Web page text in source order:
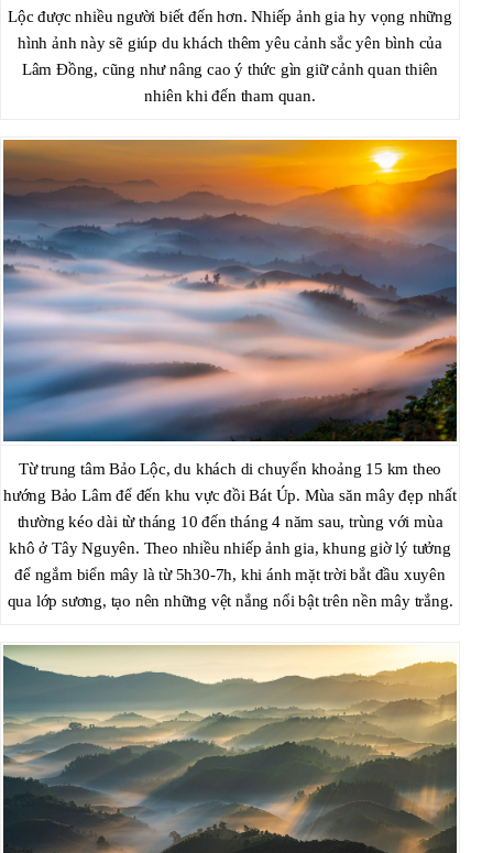
Lộc được nhiều người biết đến hơn. Nhiếp ảnh gia hy vọng những
hình ảnh này sẽ giúp du khách thêm yêu cảnh sắc yên bình của
Lâm Đồng, cũng như nâng cao ý thức gìn giữ cảnh quan thiên
nhiên khi đến tham quan.
Từ trung tâm Bảo Lộc, du khách di chuyển khoảng 15 km theo
hướng Bảo Lâm để đến khu vực đồi Bát Úp. Mùa săn mây đẹp nhất
thường kéo dài từ tháng 10 đến tháng 4 năm sau, trùng với mùa
khô ở Tây Nguyên. Theo nhiều nhiếp ảnh gia, khung giờ lý tưởng
để ngắm biển mây là từ 5h30-7h, khi ánh mặt trời bắt đầu xuyên
qua lớp sương, tạo nên những vệt nắng nổi bật trên nền mây trắng.